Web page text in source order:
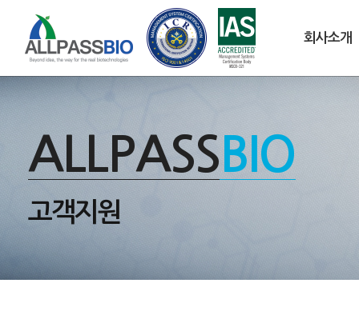
회사소개
ALLPASS BIO
고객지원